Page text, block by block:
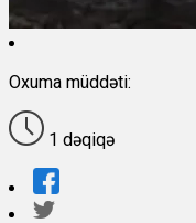
Oxuma müddəti:
1 dəqiqə